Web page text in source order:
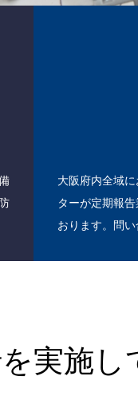
大阪府内全域
ターが定期報
おります。問
実施し